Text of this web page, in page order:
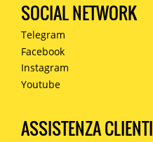
SOCIAL NETWORK
Telegram
Facebook
Instagram
Youtube
ASSISTENZA CLIENTI